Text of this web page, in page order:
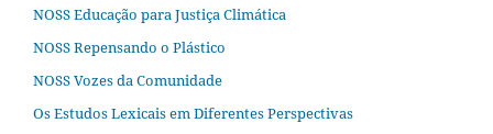
NOSS Educação para Justiça Climática
NOSS Repensando o Plástico
NOSS Vozes da Comunidade
Os Estudos Lexicais em Diferentes Perspectivas